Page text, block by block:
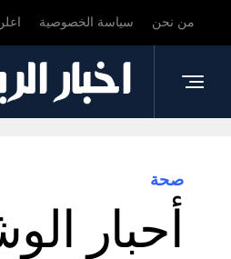
من نحن سياسة الخصوصية
صحة
أحبار